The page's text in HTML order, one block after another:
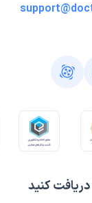
دریافت کنید